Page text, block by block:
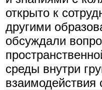
открыто к
другими
обсуждали
среды внутри
взаимодействия